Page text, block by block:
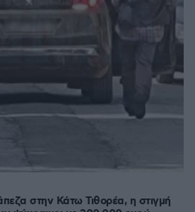
στην Κάτω Τιθορέα, η στιγμή